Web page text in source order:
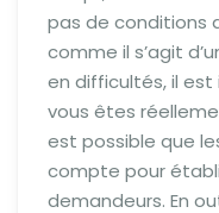
pas de conditions
comme il s’agit
en difficultés, il
vous êtes
est possible que
compte pour
demandeurs. En